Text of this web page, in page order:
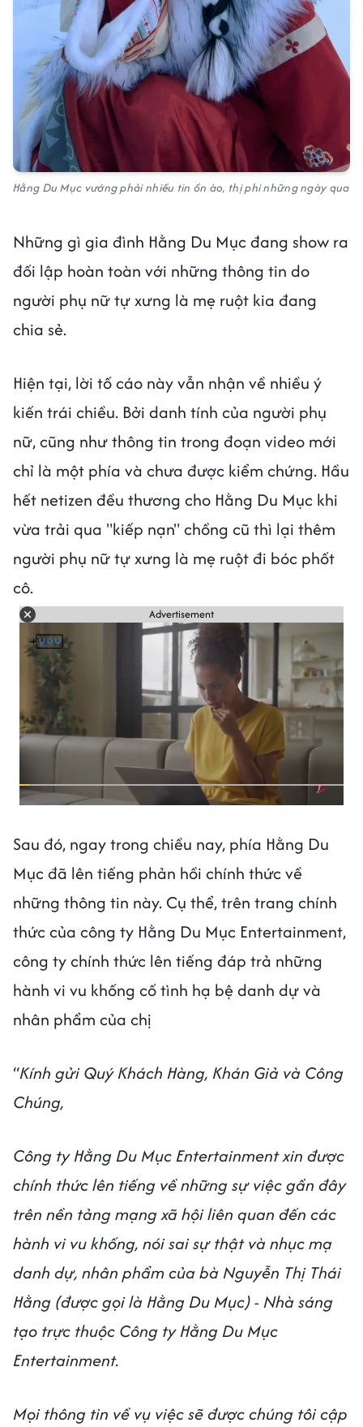
Hằng Du Mục vướng phải nhiều tin ồn ào, thị phi những ngày qua
Những gì gia đình Hằng Du Mục đang show ra
đối lập hoàn toàn với những thông tin do
người phụ nữ tự xưng là mẹ ruột kia đang
chia sẻ.
Hiện tại, lời tố cáo này vẫn nhận về nhiều ý
kiến trái chiều. Bởi danh tính của người phụ
nữ, cũng như thông tin trong đoạn video mới
chỉ là một phía và chưa được kiểm chứng. Hầu
hết netizen đều thương cho Hằng Du Mục khi
vừa trải qua "kiếp nạn" chồng cũ thì lại thêm
người phụ nữ tự xưng là mẹ ruột đi bóc phốt
cô.
Advertisement
Sau đó, ngay trong chiều nay, phía Hằng Du
Mục đã lên tiếng phản hồi chính thức về
những thông tin này. Cụ thể, trên trang chính
thức của công ty Hằng Du Mục Entertainment,
công ty chính thức lên tiếng đáp trả những
hành vi vu khống cố tình hạ bệ danh dự và
nhân phẩm của chị
“Kính gửi Quý Khách Hàng, Khán Giả và Công
Chúng,
Công ty Hằng Du Mục Entertainment xin được
chính thức lên tiếng về những sự việc gần đây
trên nền tảng mạng xã hội liên quan đến các
hành vi vu khống, nói sai sự thật và nhục mạ
danh dự, nhân phẩm của bà Nguyễn Thị Thái
Hằng (được gọi là Hằng Du Mục) - Nhà sáng
tạo trực thuộc Công ty Hằng Du Mục
Entertainment.
Mọi thông tin về vụ việc sẽ được chúng tôi cập